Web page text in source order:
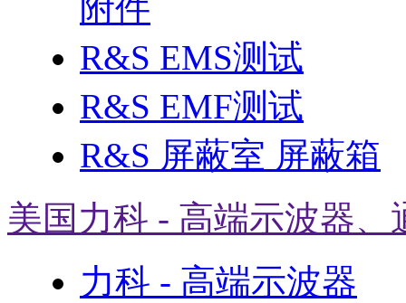
附件
R&S EMS测试
R&S EMF测试
R&S 屏蔽室 屏蔽箱
美国力科 - 高端示波器、
力科 - 高端示波器